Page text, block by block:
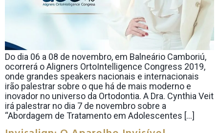
Do dia 06 a 08 de novembro, em Balneário Camboriú,
ocorrerá o Aligners OrtoIntelligence Congress 2019,
onde grandes speakers nacionais e internacionais
irão palestrar sobre o que há de mais moderno e
inovador no universo da Ortodontia. A Dra. Cynthia Veit
irá palestrar no dia 7 de novembro sobre a
“Abordagem de Tratamento em Adolescentes […]